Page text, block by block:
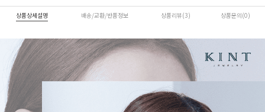
상품상세설명 배송/교환/반품정보 상품리뷰(3) 상품문의(0)